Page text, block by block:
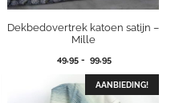
Dekbedovertrek katoen satijn –
Mille
49,95 - 99,95Prijsklasse:
tot
99,95
AANBIEDING!